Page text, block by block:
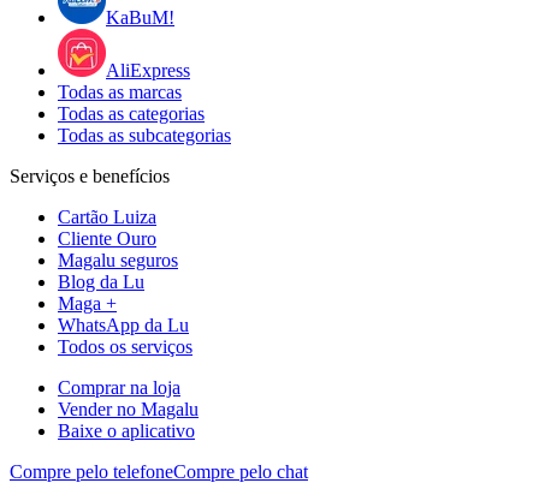
KaBuM!
AliExpress
Todas as marcas
Todas as categorias
Todas as subcategorias
Serviços e benefícios
Cartão Luiza
Cliente Ouro
Magalu seguros
Blog da Lu
Maga +
WhatsApp da Lu
Todos os serviços
Comprar na loja
Vender no Magalu
Baixe o aplicativo
Compre pelo telefoneCompre pelo chat